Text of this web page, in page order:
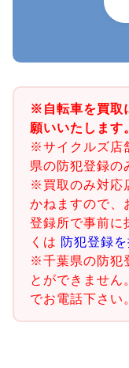
※自転車を買取
願いいたします
※サイクルズ店
県の防犯登録の
※買取のみ対応
かねますので、
登録所で事前に
くは 防犯登録
※千葉県の防犯
とができません
でお電話下さい